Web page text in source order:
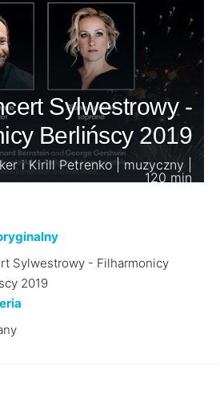
Sylwestrowy -
Berlińscy 2019
i Kirill Petrenko | muzyczny |
120 min
Sylwestrowy - Filharmonicy
2019